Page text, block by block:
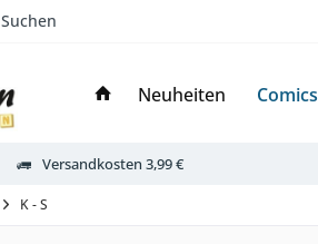
Suchen
Neuheiten Comics
Versandkosten 3,99 €
K - S